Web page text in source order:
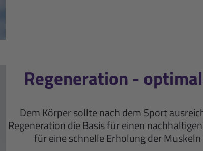
Regeneration -
Dem Körper sollte nach dem Sport
Regeneration die Basis für einen
für eine schnelle Erholung der